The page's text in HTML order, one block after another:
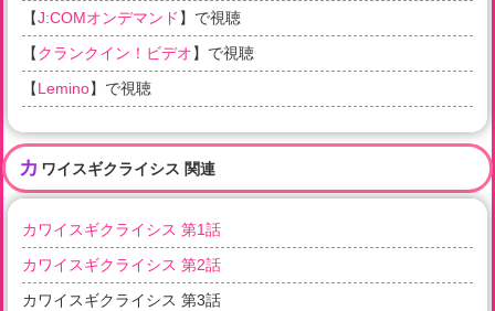
【J:COMオンデマンド 】で視聴
【クランクイン！ビデオ】で視聴
【Lemino】で視聴
カ ワイスギクライシス 関連
カワイスギクライシス 第1話
カワイスギクライシス 第2話
カワイスギクライシス 第3話